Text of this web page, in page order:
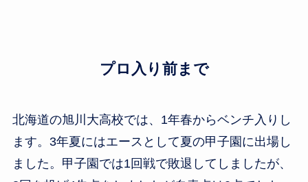
プロ入り前まで
北海道の旭川大高校では、1年春からベンチ入りし
ます。3年夏にはエースとして夏の甲子園に出場し
ました。甲子園では1回戦で敗退してしましたが、